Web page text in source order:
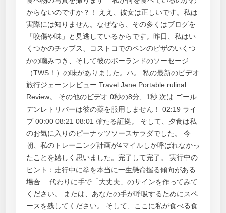
からないのですか？！ ええ、彼女は正しいです。私は
実際には知りません。なぜなら、その多くはブログを
「咬傷や味」と見逃しているからです。昨日、私はい
くつかのチップス、コストコでのベンのピザのいくつ
かの噛みつき、そして彼のポーランドのソーセージ
（TWS！）の味がありました。ハ。 私の最新のビデオ
旅行ジェーンレビュー Travel Jane Portable rulinal
Review。 その他のビデオ 0秒の8分、1秒 次は ゴール
デンレトリバーは彼の薬を服用しません！ 02:19 ライ
ブ 00:00 08:21 08:01 確たる証拠。 そして、夕食は私
のお気に入りのピーナッツソースサラダでした。 今
朝、私のトレーニング計画が4マイルしか呼ばれなかっ
たことを嬉しく思いました。完了して完了。 実行中の
ヒント：走行中に拳を本当に一生懸命握る傾向がある
場合… 代わりに手で「大丈夫」のサインを作ってみて
ください。 または、あなたの手が呼吸するためにスペ
ースを残してください。 そして、ここに私が食べる食